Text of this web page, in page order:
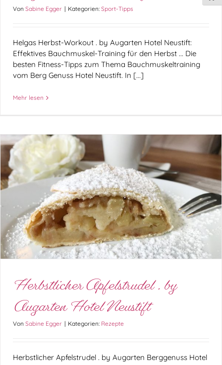
Von Sabine Egger | Kategorien: Sport-Tipps
Helgas Herbst-Workout . by Augarten Hotel Neustift:
Effektives Bauchmuskel-Training für den Herbst ... Die
besten Fitness-Tipps zum Thema Bauchmuskeltraining
vom Berg Genuss Hotel Neustift. In [...]
Mehr lesen
Herbstlicher Apfelstrudel . by Augarten Hotel
Neustift
Rezepte
Herbstlicher Apfelstrudel . by
Augarten Hotel Neustift
Von Sabine Egger | Kategorien: Rezepte
Herbstlicher Apfelstrudel . by Augarten Berggenuss Hotel